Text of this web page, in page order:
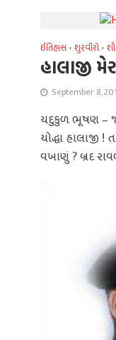
ઈતિહાસ • શુરવીરો •
હાલાજી
September 8,
યદુકુળ ભૂષણ –
યોદ્ધા હાલાજી
વખાણું ? બ્રદ